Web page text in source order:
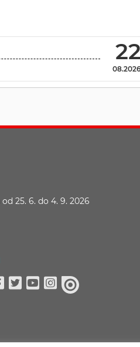
22
od 25. 6. do 4. 9. 2026